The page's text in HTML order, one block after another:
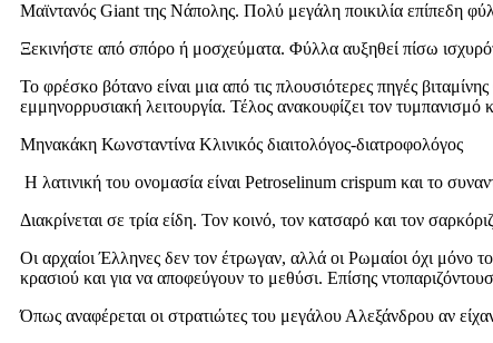
Μαϊντανός Giant της Νάπολης. Πολύ μεγάλη ποικιλία επίπεδη
Ξεκινήστε από σπόρο ή μοσχεύματα. Φύλλα αυξηθεί πίσω
Το φρέσκο βότανο είναι μια από τις πλουσιότερες πηγές
εμμηνορρυσιακή λειτουργία. Τέλος ανακουφίζει τον
Μηνακάκη Κωνσταντίνα Κλινικός διαιτολόγος-διατροφολόγος
Η λατινική του ονομασία είναι Petroselinum crispum και το
Διακρίνεται σε τρία είδη. Τον κοινό, τον κατσαρό και τον
Οι αρχαίοι Έλληνες δεν τον έτρωγαν, αλλά οι Ρωμαίοι όχι μόνο
κρασιού και για να αποφεύγουν το μεθύσι. Επίσης
Όπως αναφέρεται οι στρατιώτες του μεγάλου Αλεξάνδρου αν